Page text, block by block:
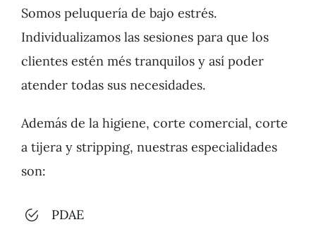
Somos peluquería de bajo estrés.
Individualizamos las sesiones para que los
clientes estén més tranquilos y así poder
atender todas sus necesidades.
Además de la higiene, corte comercial, corte
a tijera y stripping, nuestras especialidades
son:
PDAE